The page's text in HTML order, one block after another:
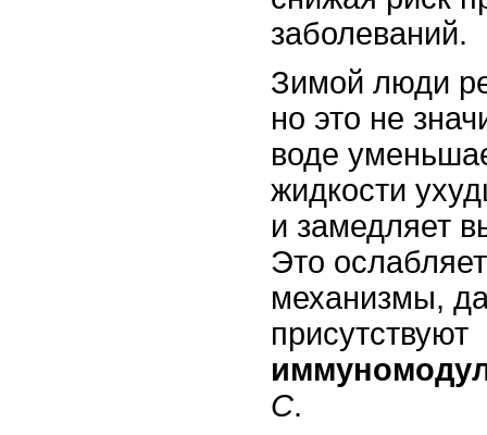
заболеваний.
Зимой люди
но это не
воде
жидкости
и замедляет
Это
механизмы,
присутствуют
C.